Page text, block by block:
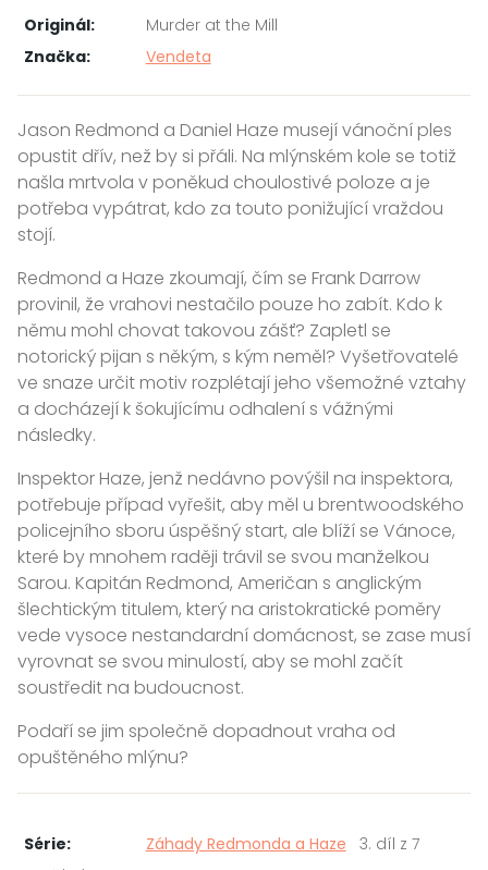
Originál:
Murder at the Mill
Značka:
Vendeta
Jason Redmond a Daniel Haze musejí vánoční ples
opustit dřív, než by si přáli. Na mlýnském kole se totiž
našla mrtvola v poněkud choulostivé poloze a je
potřeba vypátrat, kdo za touto ponižující vraždou
stojí.
Redmond a Haze zkoumají, čím se Frank Darrow
provinil, že vrahovi nestačilo pouze ho zabít. Kdo k
němu mohl chovat takovou zášť? Zapletl se
notorický pijan s někým, s kým neměl? Vyšetřovatelé
ve snaze určit motiv rozplétají jeho všemožné vztahy
a docházejí k šokujícímu odhalení s vážnými
následky.
Inspektor Haze, jenž nedávno povýšil na inspektora,
potřebuje případ vyřešit, aby měl u brentwoodského
policejního sboru úspěšný start, ale blíží se Vánoce,
které by mnohem raději trávil se svou manželkou
Sarou. Kapitán Redmond, Američan s anglickým
šlechtickým titulem, který na aristokratické poměry
vede vysoce nestandardní domácnost, se zase musí
vyrovnat se svou minulostí, aby se mohl začít
soustředit na budoucnost.
Podaří se jim společně dopadnout vraha od
opuštěného mlýnu?
Série: Záhady Redmonda a Haze
3. díl z 7